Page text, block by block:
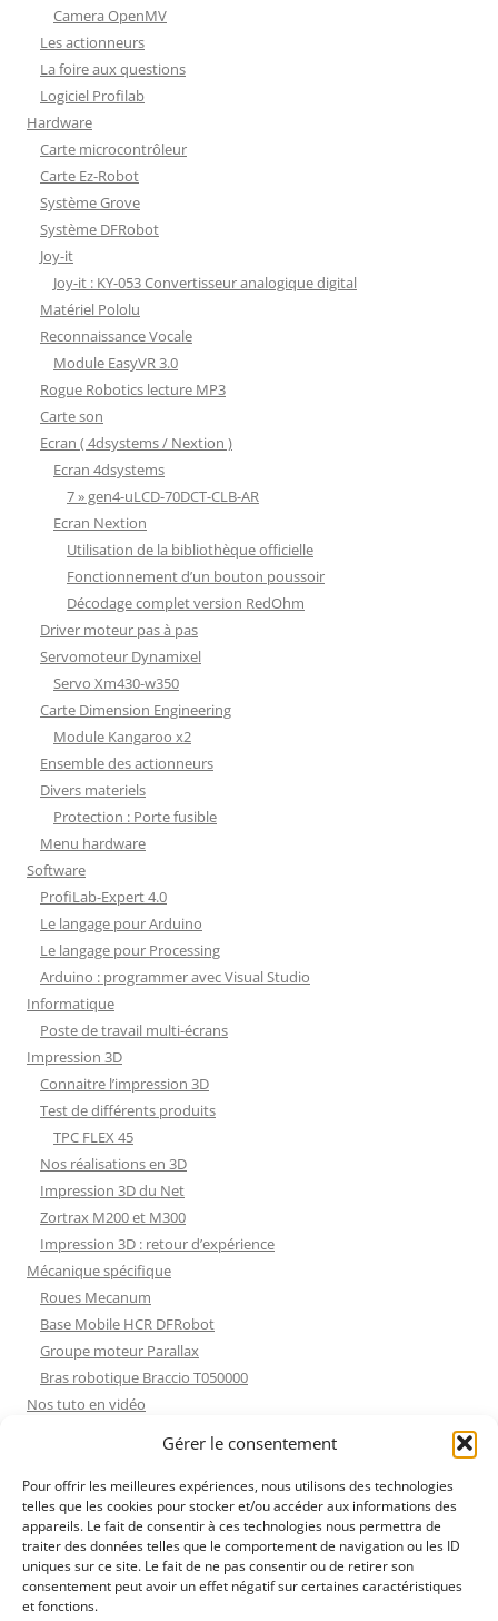
Gérer le consentement
Pour offrir les meilleures expériences, nous utilisons des technologies
telles que les cookies pour stocker et/ou accéder aux informations des
appareils. Le fait de consentir à ces technologies nous permettra de
traiter des données telles que le comportement de navigation ou les ID
uniques sur ce site. Le fait de ne pas consentir ou de retirer son
consentement peut avoir un effet négatif sur certaines caractéristiques
et fonctions.
Camera OpenMV
Les actionneurs
La foire aux questions
Logiciel Profilab
Hardware
Carte microcontrôleur
Carte Ez-Robot
Système Grove
Système DFRobot
Joy-it
Joy-it : KY-053 Convertisseur analogique digital
Matériel Pololu
Reconnaissance Vocale
Module EasyVR 3.0
Rogue Robotics lecture MP3
Carte son
Ecran ( 4dsystems / Nextion )
Ecran 4dsystems
7 » gen4-uLCD-70DCT-CLB-AR
Ecran Nextion
Utilisation de la bibliothèque officielle
Fonctionnement d’un bouton poussoir
Décodage complet version RedOhm
Driver moteur pas à pas
Servomoteur Dynamixel
Servo Xm430-w350
Carte Dimension Engineering
Module Kangaroo x2
Ensemble des actionneurs
Divers materiels
Protection : Porte fusible
Menu hardware
Software
ProfiLab-Expert 4.0
Le langage pour Arduino
Le langage pour Processing
Arduino : programmer avec Visual Studio
Informatique
Poste de travail multi-écrans
Impression 3D
Connaitre l’impression 3D
Test de différents produits
TPC FLEX 45
Nos réalisations en 3D
Impression 3D du Net
Zortrax M200 et M300
Impression 3D : retour d’expérience
Mécanique spécifique
Roues Mecanum
Base Mobile HCR DFRobot
Groupe moteur Parallax
Bras robotique Braccio T050000
Nos tuto en vidéo
Les Moteurs Pas à Pas
Projets Processing
Amélioration de l’habitat
Tir sportif
Fichiers dessin